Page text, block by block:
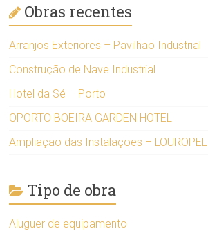
Obras recentes
Arranjos Exteriores – Pavilhão Industrial
Construção de Nave Industrial
Hotel da Sé – Porto
OPORTO BOEIRA GARDEN HOTEL
Ampliação das Instalações – LOUROPEL
Tipo de obra
Aluguer de equipamento